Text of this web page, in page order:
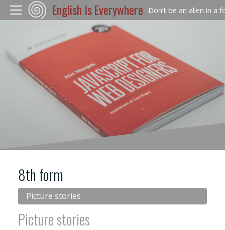
English Is Everywhere Don’t be an alien in a
8th form
Picture stories
Picture stories